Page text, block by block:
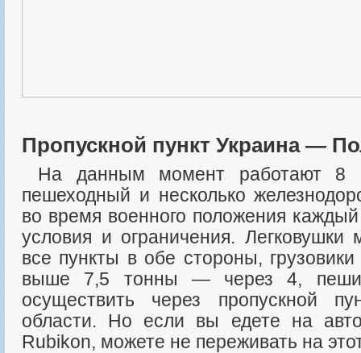
Пропускной пункт Украина —
На данным момент работают 8 автомобильных, 1
пешеходный и несколько
во время военного положения
условия и ограничения. Легковушки
все пункты в обе стороны, грузовики
выше 7,5 тонны — через 4,
осуществить через пропускной
области. Но если вы едете на
Rubikon, можете не переживать на